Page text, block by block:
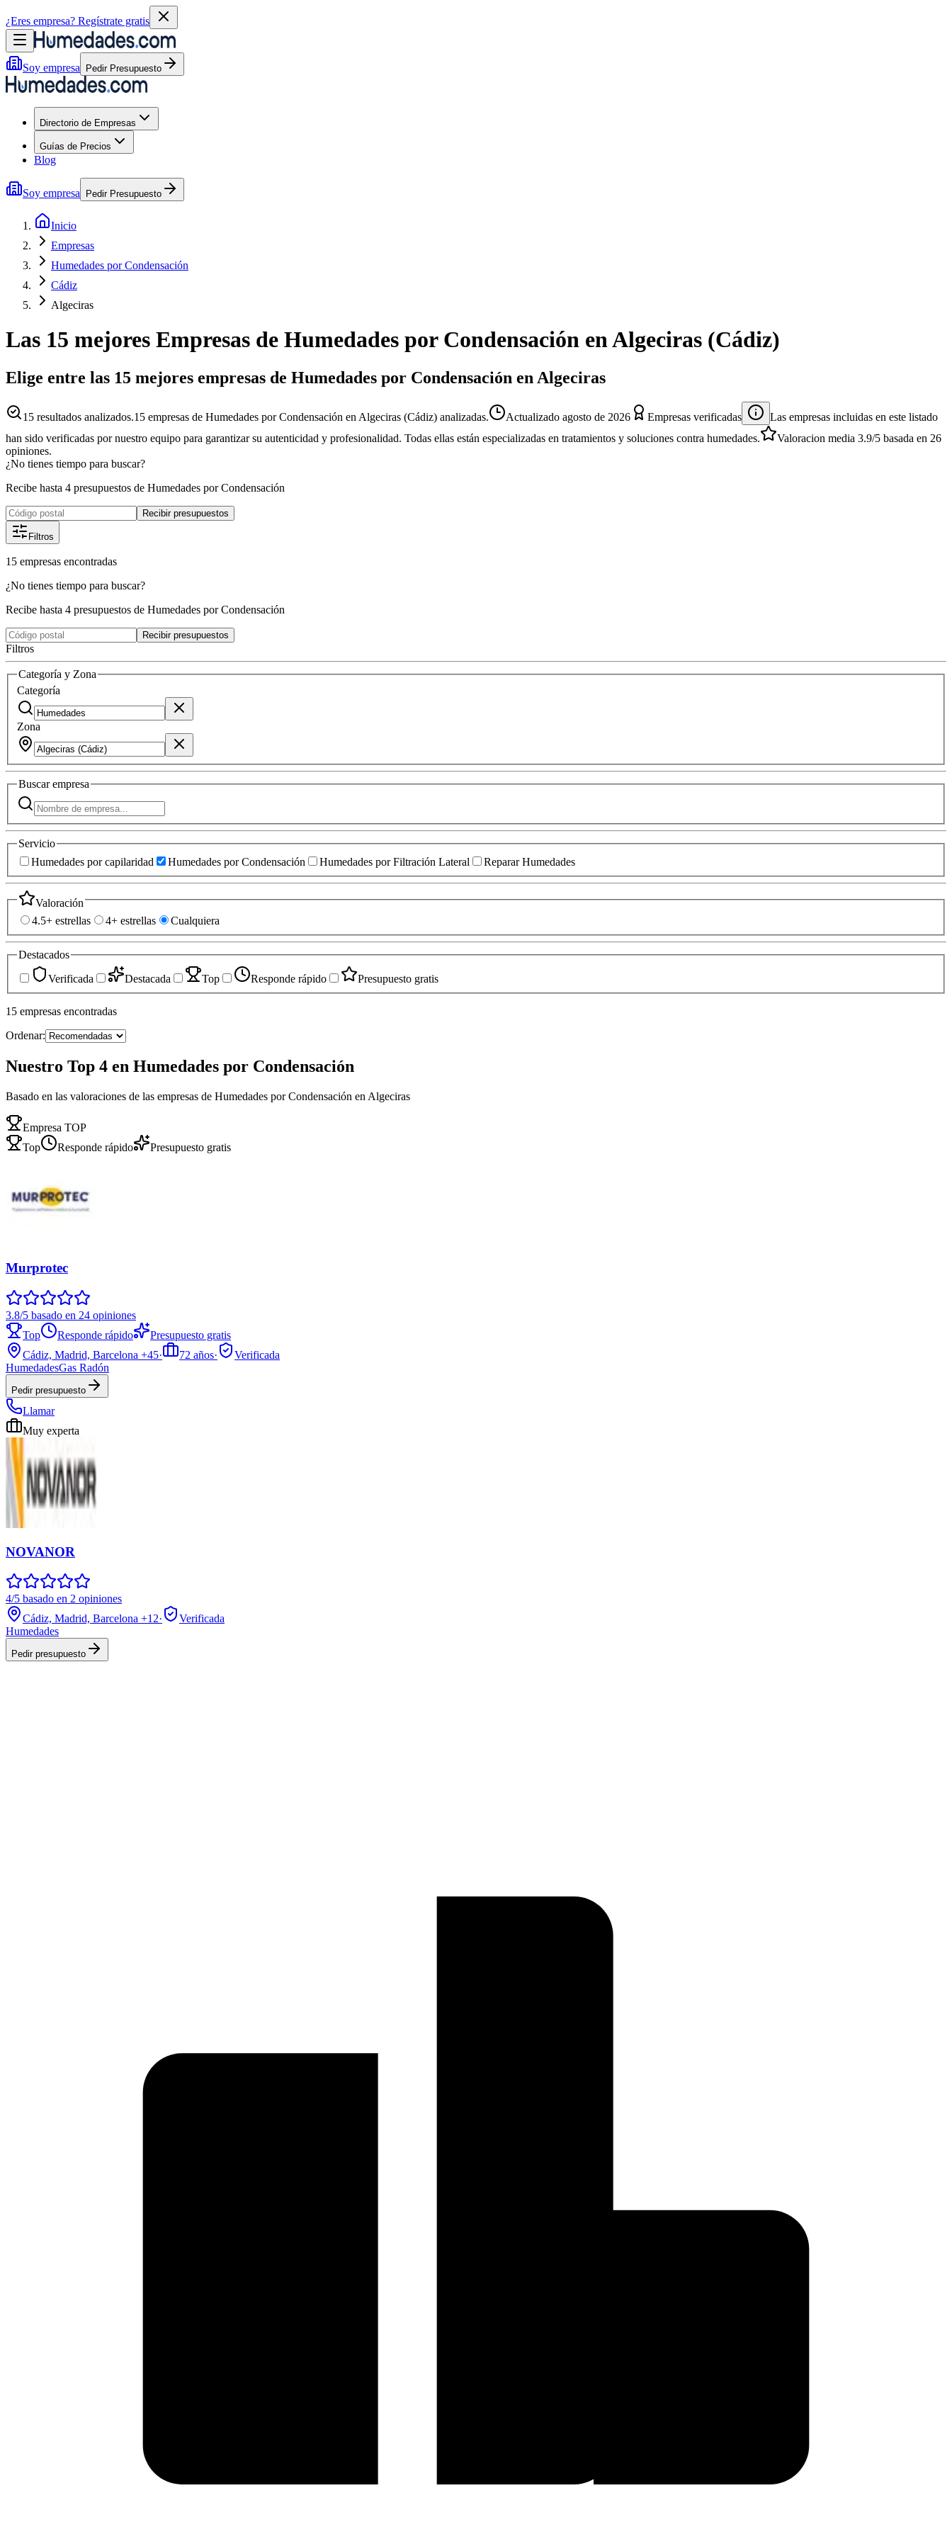
¿Eres empresa? Regístrate gratis
Soy empresa Pedir Presupuesto
Directorio de Empresas
Guías de Precios
Blog
Soy empresa Pedir Presupuesto
Inicio
Empresas
Humedades por Condensación
Cádiz
Algeciras
Las 15 mejores Empresas de Humedades por Condensación enAlgeciras (Cádiz)
Elige entre las 15 mejores empresas de Humedades por Condensación en Algeciras
15 resultados analizados.15 empresas de Humedades por Condensación en Algeciras (Cádiz) analizadas. Actualizado agosto de 2026 Empresas verificadas
Las empresas incluidas en este listado
han sido verificadas por nuestro equipo para garantizar su autenticidad y profesionalidad. Todas ellas están especializadas en tratamientos y soluciones contra humedades.
Valoracion media 3.9/5 basada en 26
opiniones.
¿No tienes tiempo para buscar?
Recibe hasta 4 presupuestos de Humedades por Condensación
Recibir presupuestos
Filtros
15 empresas encontradas
¿No tienes tiempo para buscar?
Recibe hasta 4 presupuestos de Humedades por Condensación
Recibir presupuestos
Filtros
Categoría y Zona
Categoría
Zona
Buscarempresa
Servicio
Humedades por capilaridad
Humedades por Condensación Humedades por Filtración Lateral Reparar Humedades
Valoración
4.5+ estrellas
4+ estrellas Cualquiera
Destacados
Verificada
Destacada Top Responde rápido Presupuesto gratis
15 empresas encontradas
Ordenar:
Nuestro Top 4 en Humedades por Condensación
Basado en las valoraciones de las empresas de Humedades por Condensación en Algeciras
Empresa TOP
Top
Responde rápido Presupuesto gratis
Murprotec
3.8/5 basado en 24 opiniones
Top
Responde rápido
Presupuesto gratis
Cádiz, Madrid, Barcelona +45· 72 años·
Verificada
HumedadesGas Radón
Pedir presupuesto
Llamar
Muy experta
NOVANOR
4/5 basado en 2 opiniones
Cádiz, Madrid, Barcelona +12·
Verificada
Humedades
Pedir presupuesto